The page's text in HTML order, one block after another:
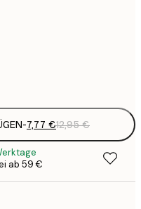
-7,77 €12,95 €
ab 59 €